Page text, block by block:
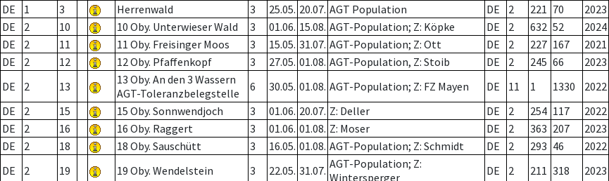
DE
1 3 Herrenwald 3 25.05. 20.07. AGT Population DE 2 221 70 2023
DE
2 10 10 Oby. Unterwieser Wald 3 01.06. 15.08. AGT-Population; Z: Köpke DE 2 632 52 2024
DE
2 11 11 Oby. Freisinger Moos 3 15.05. 31.07. AGT-Population; Z: Ott DE 2 227 167 2021
DE
2 12 12 Oby. Pfaffenkopf 3 27.05. 01.08. AGT-Population, Z: Stoib DE 2 245 66 2023
DE
2 13
13 Oby. An den 3 Wassern
AGT-Toleranzbelegstelle
6 30.05. 01.08. AGT-Population; Z: FZ Mayen DE 11 1 1330 2022
DE
2 15 15 Oby. Sonnwendjoch 3 01.06. 20.07. Z: Deller DE 2 254 117 2022
DE
2 16 16 Oby. Raggert 3 01.06. 01.08. Z: Moser DE 2 363 207 2023
DE
2 18 18 Oby. Sauschütt 3 16.05. 01.08. AGT-Population; Z: Schmidt DE 2 293 46 2022
DE
2 19 19 Oby. Wendelstein 3 22.05. 31.07. AGT-Population; Z:
Wintersperger
DE 2 211 318 2023